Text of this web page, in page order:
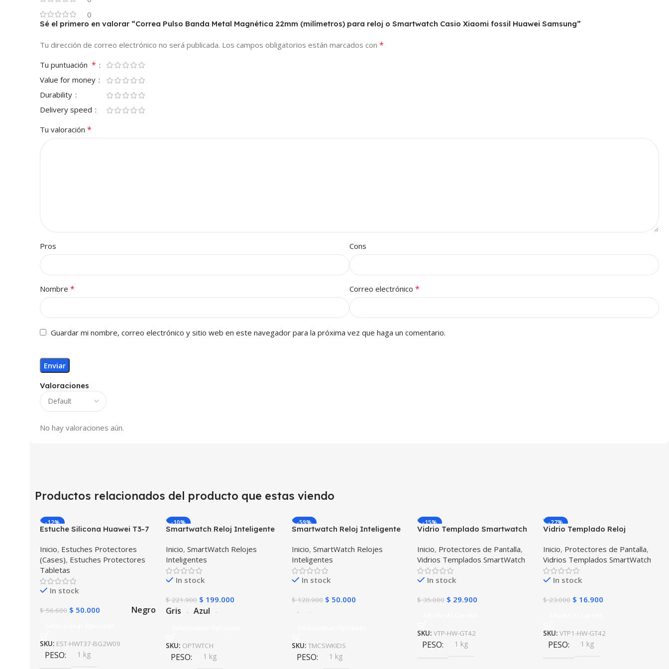
0
Valoraciones
No hay valoraciones aún.
Sé el primero en valorar “Correa Pulso Banda Metal Magnética 22mm (milímetros) para reloj o Smartwatch Casio Xiaomi fossil Huawei Samsung”
Tu dirección de correo electrónico no será publicada. Los campos obligatorios están marcados con *
Tu puntuación *
Value for money
Durability
Delivery speed
Tu valoración *
Pros Cons
Nombre * Correo electrónico *
Guardar mi nombre, correo electrónico y sitio web en este navegador para la próxima vez que haga un comentario.
Productos relacionados del producto que estas viendo
-12%
Estuche Silicona Huawei T3-7
Inicio, Estuches Protectores
(Cases), Estuches Protectores
Tabletas
In stock
$56.600 $ 50.000 Negro
SKU: EST-HWT37-BG2W09
PESO 1 kg
-10%
Smartwatch Reloj Inteligente
PRO) Mide Temperatura
Presión Arterial y Ritmo
Cardíaco
Inicio, SmartWatch Relojes
Inteligentes
In stock
$221.900 $ 199.000
Gris Azul
SKU: OPTWTCH
PESO 1 kg
-59%
Smartwatch Reloj Inteligente
SOS
Inicio, SmartWatch Relojes
Inteligentes
In stock
$120.900 $ 50.000
SKU: TMCSWKIDS
PESO 1 kg
-15%
Vidrio Templado Smartwatch
Inicio, Protectores de Pantalla,
Vidrios Templados SmartWatch
In stock
$35.000 $ 29.900
SKU:VTP-HW-GT42
PESO 1 kg
-27%
Vidrio Templado Reloj
Inicio, Protectores de Pantalla,
Vidrios Templados SmartWatch
In stock
$23.000 $ 16.900
SKU:VTP1-HW-GT42
PESO 1 kg